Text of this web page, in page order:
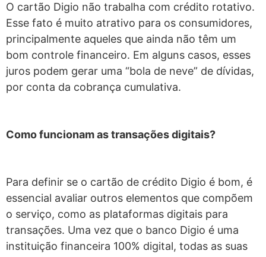
O cartão Digio não trabalha com crédito rotativo.
Esse fato é muito atrativo para os consumidores,
principalmente aqueles que ainda não têm um
bom controle financeiro. Em alguns casos, esses
juros podem gerar uma “bola de neve” de dívidas,
por conta da cobrança cumulativa.
Como funcionam as transações digitais?
Para definir se o cartão de crédito Digio é bom, é
essencial avaliar outros elementos que compõem
o serviço, como as plataformas digitais para
transações. Uma vez que o banco Digio é uma
instituição financeira 100% digital, todas as suas